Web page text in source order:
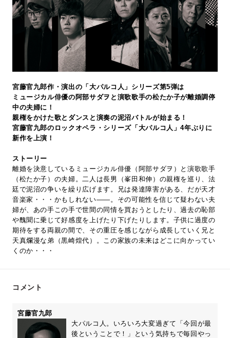
宮藤官九郎作・演出の「大パルコ人」シリーズ第5弾は
ミュージカル俳優の阿部サダヲと演歌歌手の松たか子が離婚調停
中の夫婦に！
親権をかけた歌とダンスと演奏の泥沼バトルが始まる！
宮藤官九郎のロックオペラ・シリーズ「大パルコ人」4年ぶりに
新作を上演！
ストーリー
離婚を決意しているミュージカル俳優（阿部サダヲ）と演歌歌手
（松たか子）の夫婦。二人は長男（峯田和伸）の親権を巡り、法
廷で泥沼の争いを繰り広げます。兄は発達障害がある、だが天才
音楽家・・・かもしれない――。その可能性を信じて疑わない夫
婦が、あの手この手で世間の同情を買おうとしたり、過去の恥部
や醜聞に乗じて好感度を上げたり下げたりします。子供に過度の
期待をする両親の間で、その重圧を感じながら成長していく兄と
天真爛漫な弟（黒崎煌代）。この家族の未来はどこに向かってい
くのか・・・
コメント
宮藤官九郎
大パルコ人。いろいろ大変過ぎて「今回が最
後ということで！」という気持ちで毎回やっ